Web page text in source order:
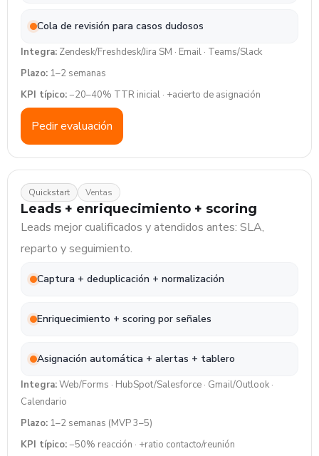
Cola de revisión para casos dudosos
Integra: Zendesk/Freshdesk/Jira SM · Email · Teams/Slack
Plazo: 1–2 semanas
KPI típico:−20–40% TTR inicial · +acierto de asignación
Pedir evaluación
Quickstart Ventas
Leads + enriquecimiento + scoring
Leads mejor cualificados y atendidos antes: SLA,
reparto y seguimiento.
Captura + deduplicación + normalización
Enriquecimiento + scoring por señales
Asignación automática + alertas + tablero
Integra:Web/Forms · HubSpot/Salesforce · Gmail/Outlook ·
Calendario
Plazo: 1–2 semanas (MVP 3–5)
KPI típico:−50% reacción · +ratio contacto/reunión